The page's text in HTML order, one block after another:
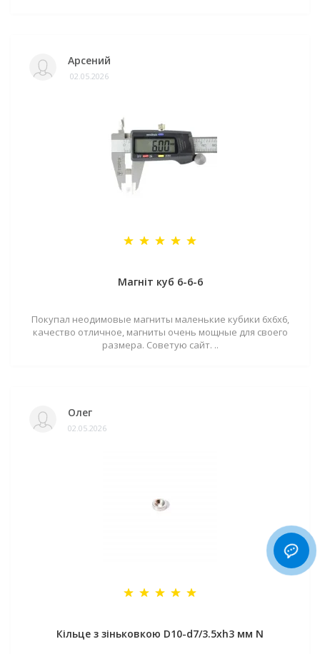
Арсений
02.05.2026
Магніт куб 6-6-6
Покупал неодимовые магниты маленькие кубики 6х6х6,
качество отличное, магниты очень мощные для своего
размера. Советую сайт. ..
Олег
02.05.2026
Кільце з зіньковкою D10-d7/3.5хh3 мм N